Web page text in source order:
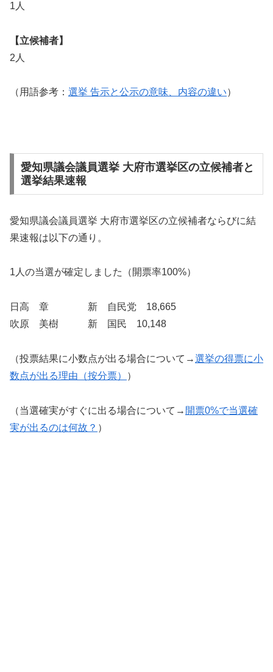
1人
【立候補者】
2人
（用語参考： 選挙 告示と公示の意味、内容の違い）
愛知県議会議員選挙 大府市選挙区の立候補者と
選挙結果速報
愛知県議会議員選挙 大府市選挙区の立候補者ならびに結
果速報は以下の通り。
1人の当選が確定しました（開票率100%）
日高 章 新 自民党 18,665
吹原 美樹 新 国民 10,148
（投票結果に小数点が出る場合について→選挙の得票に小
数点が出る理由（按分票）
）
（当選確実がすぐに出る場合について→ 開票0%で当選確
実が出るのは何故？ ）